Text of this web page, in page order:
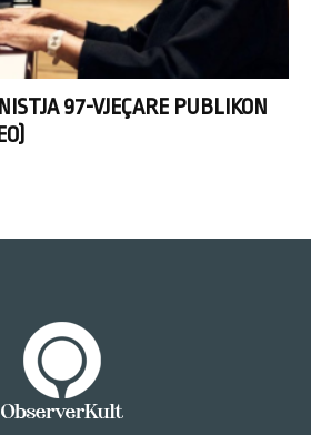
97-VJEÇARE PUBLIKON